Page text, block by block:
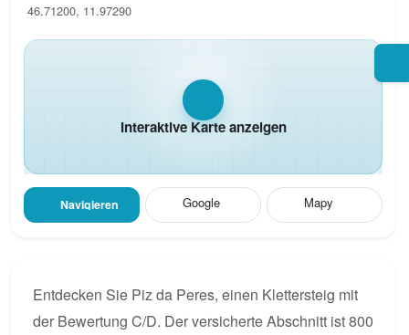
46.71200, 11.97290
Interaktive Karte anzeigen
Navigieren Google Mapy
Entdecken Sie Piz da Peres, einen Klettersteig mit
der Bewertung C/D. Der versicherte Abschnitt ist 800